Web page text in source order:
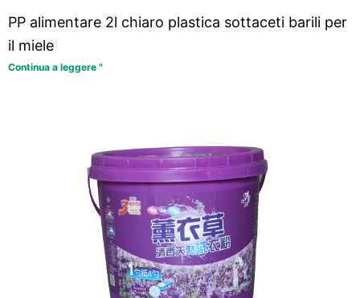
PP alimentare 2l chiaro plastica sottaceti barili per
il miele
Continua a leggere "